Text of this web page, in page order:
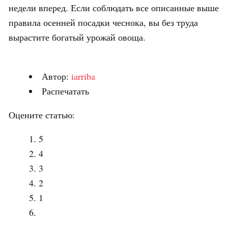
недели вперед. Если соблюдать все описанные выше
правила осенней посадки чеснока, вы без труда
вырастите богатый урожай овоща.
Автор: iarriba
Распечатать
Оцените статью:
5
4
3
2
1